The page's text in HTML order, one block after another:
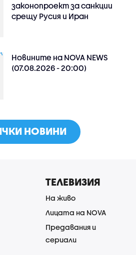
законопроект за санкции
срещу Русия и Иран
Новините на NOVA NEWS
(07.08.2026 - 20:00)
НОВИНИ
ТЕЛЕВИЗИЯ
На живо
Лицата на NOVA
Предавания и
сериали